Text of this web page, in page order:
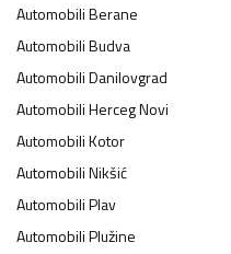
AutomobiliBerane
AutomobiliBudva
AutomobiliDanilovgrad
AutomobiliHerceg Novi
AutomobiliKotor
AutomobiliNikšić
AutomobiliPlav
AutomobiliPlužine